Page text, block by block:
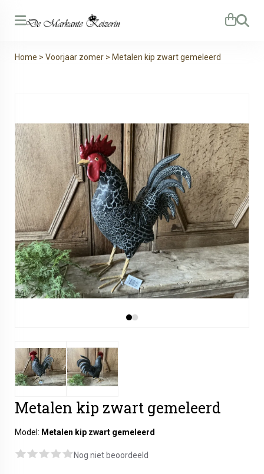
Zoeken
Home > Voorjaar zomer > Metalen kip zwart gemeleerd
Metalen kip zwart gemeleerd
Model: Metalen kip zwart gemeleerd
Nog niet beoordeeld